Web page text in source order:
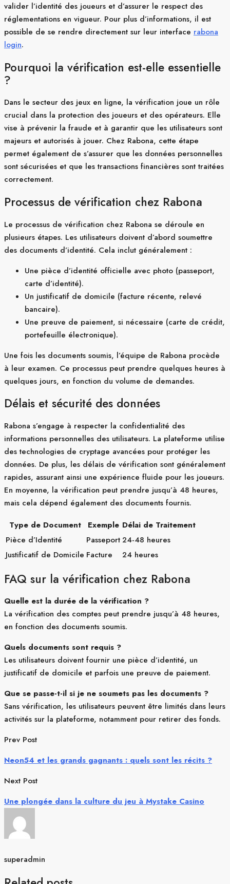
valider l’identité des joueurs et d’assurer le respect des
réglementations en vigueur. Pour plus d’informations, il est
possible de se rendre directement sur leur interface rabona
login.
Pourquoi la vérification est-elle essentielle
?
Dans le secteur des jeux en ligne, la vérification joue un rôle
crucial dans la protection des joueurs et des opérateurs. Elle
vise à prévenir la fraude et à garantir que les utilisateurs sont
majeurs et autorisés à jouer. Chez Rabona, cette étape
permet également de s’assurer que les données personnelles
sont sécurisées et que les transactions financières sont traitées
correctement.
Processus de vérification chez Rabona
Le processus de vérification chez Rabona se déroule en
plusieurs étapes. Les utilisateurs doivent d’abord soumettre
des documents d’identité. Cela inclut généralement :
Une pièce d’identité officielle avec photo (passeport,
carte d’identité).
Un justificatif de domicile (facture récente, relevé
bancaire).
Une preuve de paiement, si nécessaire (carte de crédit,
portefeuille électronique).
Une fois les documents soumis, l’équipe de Rabona procède
à leur examen. Ce processus peut prendre quelques heures à
quelques jours, en fonction du volume de demandes.
Délais et sécurité des données
Rabona s’engage à respecter la confidentialité des
informations personnelles des utilisateurs. La plateforme utilise
des technologies de cryptage avancées pour protéger les
données. De plus, les délais de vérification sont généralement
rapides, assurant ainsi une expérience fluide pour les joueurs.
En moyenne, la vérification peut prendre jusqu’à 48 heures,
mais cela dépend également des documents fournis.
Type de Document
Exemple Délai de Traitement
Pièce d’Identité
Passeport24-48 heures
Justificatif de Domicile Facture 24 heures
FAQ sur la vérification chez Rabona
Quelle est la durée de la vérification ?
La vérification des comptes peut prendre jusqu’à 48 heures,
en fonction des documents soumis.
Quels documents sont requis ?
Les utilisateurs doivent fournir une pièce d’identité, un
justificatif de domicile et parfois une preuve de paiement.
Que se passe-t-il si je ne soumets pas les documents ?
Sans vérification, les utilisateurs peuvent être limités dans leurs
activités sur la plateforme, notamment pour retirer des fonds.
Prev Post
Neon54 et les grands gagnants : quels sont les récits ?
Next Post
Une plongée dans la culture du jeu à Mystake Casino
superadmin